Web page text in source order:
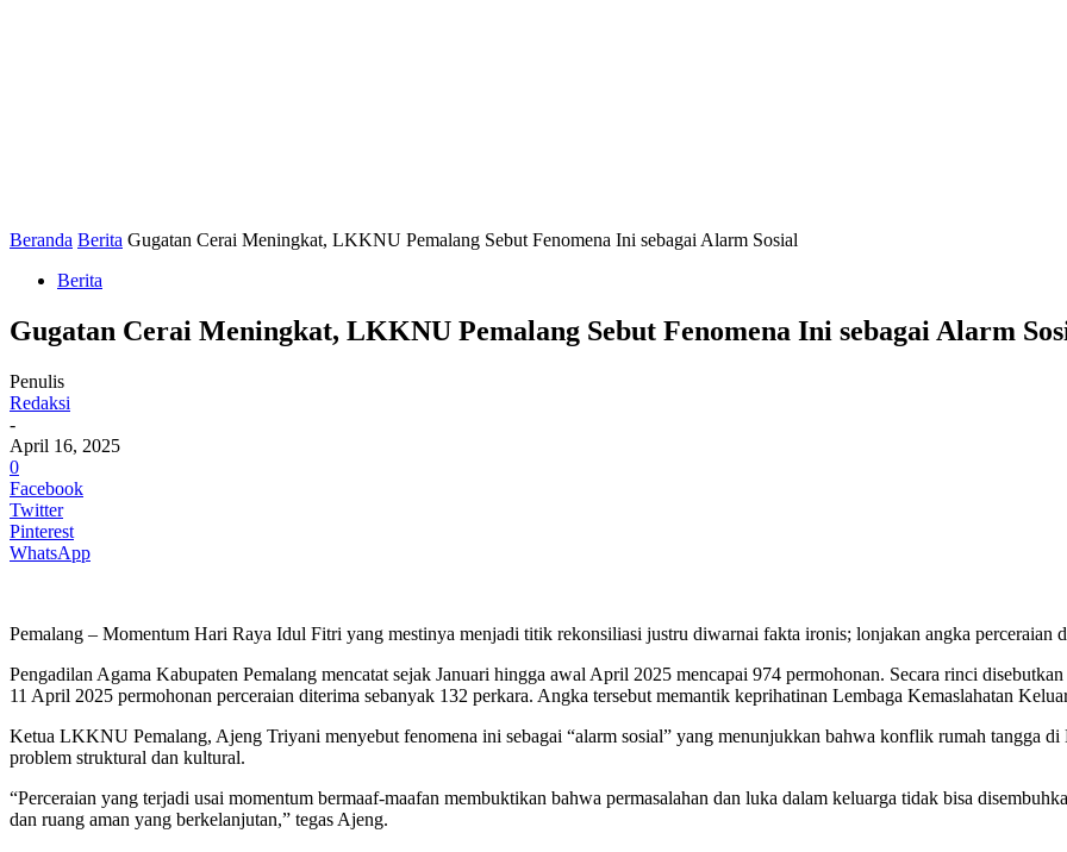
Beranda Berita Gugatan Cerai Meningkat, LKKNU Pemalang Sebut Fenomena Ini sebagai Alarm Sosial
Berita
Gugatan Cerai Meningkat, LKKNU Pemalang Sebut Fenomena Ini sebagai Alarm
Penulis
Redaksi
-
April 16, 2025
0
Facebook
Twitter
Pinterest
WhatsApp
Pemalang – Momentum Hari Raya Idul Fitri yang mestinya menjadi titik rekonsiliasi justru diwarnai fakta ironis; lonjakan angka perceraian
Pengadilan Agama Kabupaten Pemalang mencatat sejak Januari hingga awal April 2025 mencapai 974 permohonan. Secara rinci
11 April 2025 permohonan perceraian diterima sebanyak 132 perkara. Angka tersebut memantik keprihatinan Lembaga Kemaslahatan
Ketua LKKNU Pemalang, Ajeng Triyani menyebut fenomena ini sebagai “alarm sosial” yang menunjukkan bahwa konflik rumah tangga di
problem struktural dan kultural.
“Perceraian yang terjadi usai momentum bermaaf-maafan membuktikan bahwa permasalahan dan luka dalam keluarga tidak bisa
dan ruang aman yang berkelanjutan,” tegas Ajeng.